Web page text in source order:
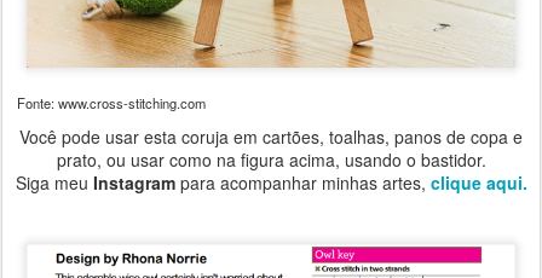
Fonte: www.cross-stitching.com
Você pode usar esta coruja em cartões, toalhas, panos de copa e
prato, ou usar como na figura acima, usando o bastidor.
Siga meu Instagrampara acompanhar minhas artes, clique aqui.